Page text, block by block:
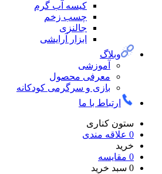
کیسه آب گرم
چسب زخم
ابزار آرایشی
معرفی محصول
بازی و سرگرمی کودکانه
با ما
مندی
خرید